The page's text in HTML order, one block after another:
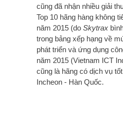
cũng đã nhận nhiều giải
Top 10 hãng hàng không
năm 2015 (do Skytrax
trong bảng xếp hạng về
phát triển và ứng dụng
năm 2015 (Vietnam ICT
cũng là hãng có dịch vụ
Incheon - Hàn Quốc.